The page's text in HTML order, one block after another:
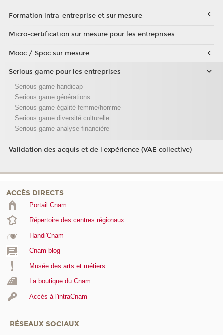
Formation intra-entreprise et sur mesure
Micro-certification sur mesure pour les entreprises
Mooc / Spoc sur mesure
Serious game pour les entreprises
Serious game handicap
Serious game générations
Serious game égalité femme/homme
Serious game diversité culturelle
Serious game analyse financière
Validation des acquis et de l'expérience (VAE collective)
ACCÈS DIRECTS
Portail Cnam
Répertoire des centres régionaux
Handi'Cnam
Cnam blog
Musée des arts et métiers
La boutique du Cnam
Accès à l'intraCnam
RÉSEAUX SOCIAUX